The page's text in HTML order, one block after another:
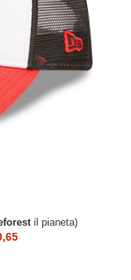
il pianeta)